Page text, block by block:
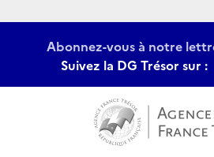
Abonnez-vous à notre
Suivez la DG Trésor sur :